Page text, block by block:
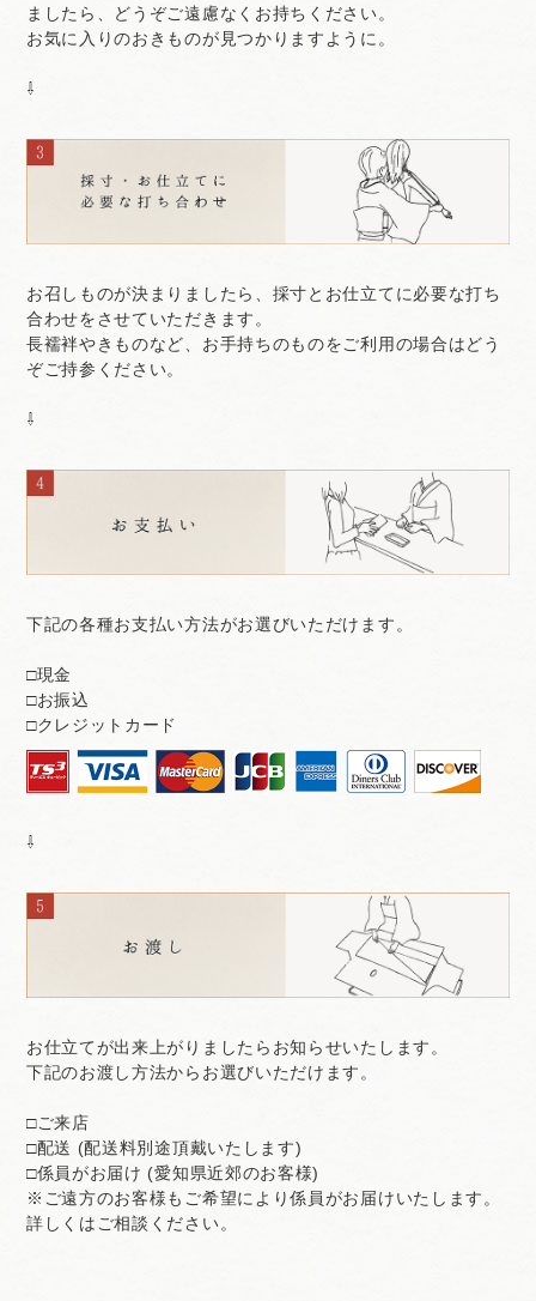
ましたら、どうぞご遠慮なくお持ちください。
お気に入りのおきものが見つかりますように。
⇩
お召しものが決まりましたら、採寸とお仕立てに必要な打ち
合わせをさせていただきます。
長襦袢やきものなど、お手持ちのものをご利用の場合はどう
ぞご持参ください。
⇩
下記の各種お支払い方法がお選びいただけます。
□現金
□お振込
□クレジットカード
⇩
お仕立てが出来上がりましたらお知らせいたします。
下記のお渡し方法からお選びいただけます。
□ご来店
□配送 (配送料別途頂戴いたします)
□係員がお届け (愛知県近郊のお客様)
※ご遠方のお客様もご希望により係員がお届けいたします。
詳しくはご相談ください。